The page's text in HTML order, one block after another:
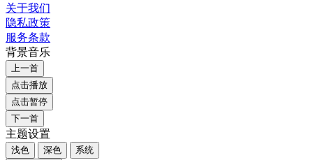
关于我们
隐私政策
服务条款
背景音乐
上一首
点击播放
点击暂停
下一首
主题设置
浅色 深色
系统